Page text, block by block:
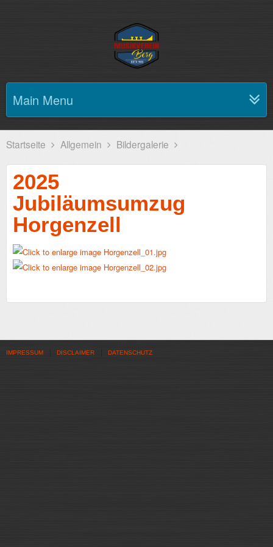
Main Menu
Startseite Allgemein Bildergalerie
2025
Jubiläumsumzug
Horgenzell
IMPRESSUM DISCLAIMER DATENSCHUTZ